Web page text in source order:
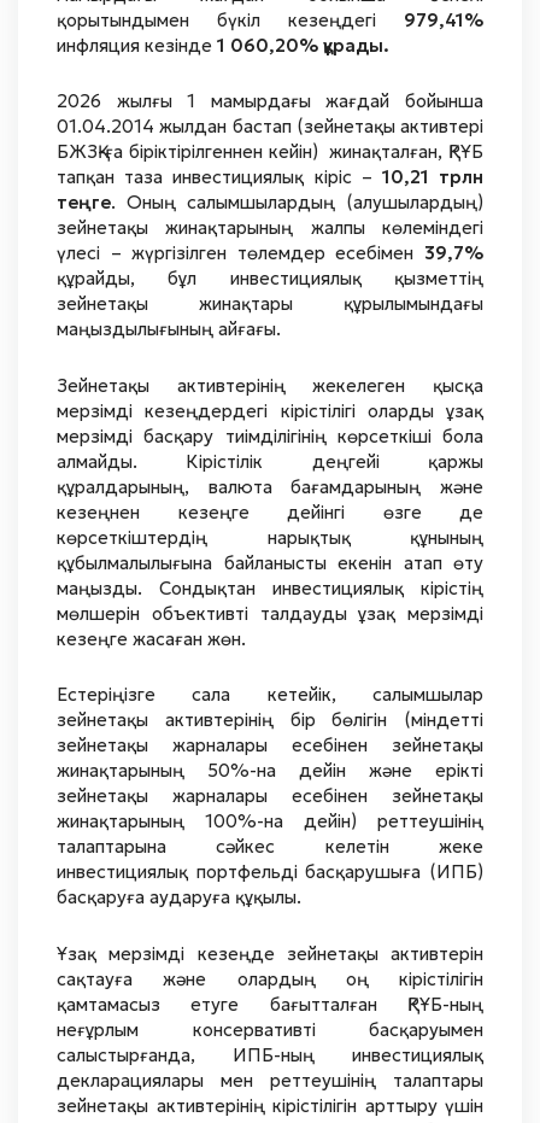
қорытындымен бүкіл кезеңдегі 979,41%
инфляция кезінде 1 060,20% құрады.
2026 жылғы 1 мамырдағы жағдай бойынша
01.04.2014 жылдан бастап (зейнетақы активтері
БЖЗҚ-ға біріктірілгеннен кейін) жинақталған, ҚРҰБ
тапқан таза инвестициялық кіріс – 10,21 трлн
теңге. Оның салымшылардың (алушылардың)
зейнетақы жинақтарының жалпы көлеміндегі
үлесі – жүргізілген төлемдер есебімен 39,7%
құрайды, бұл инвестициялық қызметтің
зейнетақы жинақтары құрылымындағы
маңыздылығының айғағы.
Зейнетақы активтерінің жекелеген қысқа
мерзімді кезеңдердегі кірістілігі оларды ұзақ
мерзімді басқару тиімділігінің көрсеткіші бола
алмайды. Кірістілік деңгейі қаржы
құралдарының, валюта бағамдарының және
кезеңнен кезеңге дейінгі өзге де
көрсеткіштердің нарықтық құнының
құбылмалылығына байланысты екенін атап өту
маңызды. Сондықтан инвестициялық кірістің
мөлшерін объективті талдауды ұзақ мерзімді
кезеңге жасаған жөн.
Естеріңізге сала кетейік, салымшылар
зейнетақы активтерінің бір бөлігін (міндетті
зейнетақы жарналары есебінен зейнетақы
жинақтарының 50%-на дейін және ерікті
зейнетақы жарналары есебінен зейнетақы
жинақтарының 100%-на дейін) реттеушінің
талаптарына сәйкес келетін жеке
инвестициялық портфельді басқарушыға (ИПБ)
басқаруға аударуға құқылы.
Ұзақ мерзімді кезеңде зейнетақы активтерін
сақтауға және олардың оң кірістілігін
қамтамасыз етуге бағытталған ҚРҰБ-ның
неғұрлым консервативті басқаруымен
салыстырғанда, ИПБ-ның инвестициялық
декларациялары мен реттеушінің талаптары
зейнетақы активтерінің кірістілігін арттыру үшін